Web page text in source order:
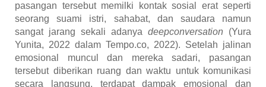
pasangan tersebut memilki kontak sosial erat seperti
seorang suami istri, sahabat, dan saudara namun
sangat jarang sekali adanya deepconversation
(Yura
Yunita, 2022 dalam Tempo.co, 2022). Setelah jalinan
emosional muncul dan mereka sadari, pasangan
tersebut diberikan ruang dan waktu untuk komunikasi
secara langsung, terdapat dampak emosional dan